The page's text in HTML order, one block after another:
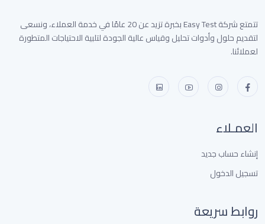
تتمتع شركة Easy Test بخبرة تزيد عن 20 عامًا في خدمة العملاء، ونسعى
لتقديم حلول وأدوات تحليل وقياس عالية الجودة لتلبية الاحتياجات المتطورة
لعملائنا.
العمـلاء
إنشاء حساب جديد
تسجيل الدخول
روابط سريعة